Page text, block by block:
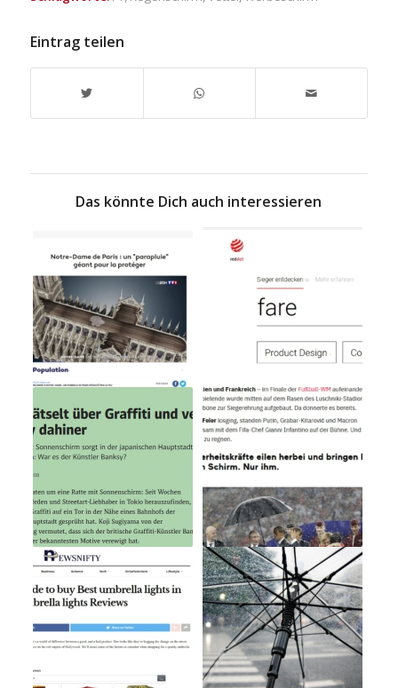
Eintrag teilen
Das könnte Dich auch interessieren